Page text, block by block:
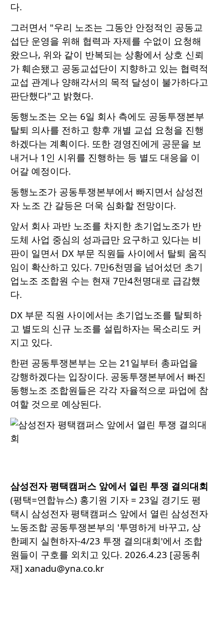
다.
그러면서 "우리 노조는 그동안 안정적인 공동교
섭단 운영을 위해 협력과 자제를 수없이 요청해
왔으나, 위와 같이 반복되는 상황에서 상호 신뢰
가 훼손됐고 공동교섭단이 지향하고 있는 협력적
교섭 관계나 양해각서의 목적 달성이 불가하다고
판단했다"고 밝혔다.
동행노조는 오는 6일 회사 측에도 공동투쟁본부
탈퇴 의사를 전하고 향후 개별 교섭 요청을 진행
하겠다는 계획이다. 또한 경영진에게 공문을 보
내거나 1인 시위를 진행하는 등 별도 대응을 이
어갈 예정이다.
동행노조가 공동투쟁본부에서 빠지면서 삼성전
자 노조 간 갈등은 더욱 심화할 전망이다.
앞서 회사 과반 노조를 차지한 초기업노조가 반
도체 사업 중심의 성과급만 요구하고 있다는 비
판이 일면서 DX 부문 직원들 사이에서 탈퇴 움직
임이 확산하고 있다. 7만6천명을 넘어섰던 초기
업노조 조합원 수는 현재 7만4천명대로 급감했
다.
DX 부문 직원 사이에서는 초기업노조를 탈퇴하
고 별도의 신규 노조를 설립하자는 목소리도 커
지고 있다.
한편 공동투쟁본부는 오는 21일부터 총파업을
강행하겠다는 입장이다. 공동투쟁본부에서 빠진
동행노조 조합원들은 각각 자율적으로 파업에 참
여할 것으로 예상된다.
삼성전자 평택캠퍼스 앞에서 열린 투쟁 결의대회
(평택=연합뉴스) 홍기원 기자 = 23일 경기도 평
택시 삼성전자 평택캠퍼스 앞에서 열린 삼성전자
노동조합 공동투쟁본부의 '투명하게 바꾸고, 상
한폐지 실현하자-4/23 투쟁 결의대회'에서 조합
원들이 구호를 외치고 있다. 2026.4.23 [공동취
재] xanadu@yna.co.kr